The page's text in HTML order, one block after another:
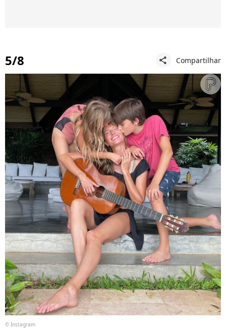
5/8 share Compartilhar
© Instagram